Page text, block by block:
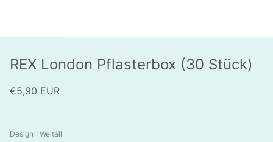
REX London Pflasterbox (30 Stück)
€5,90 EUR
Design : Weltall